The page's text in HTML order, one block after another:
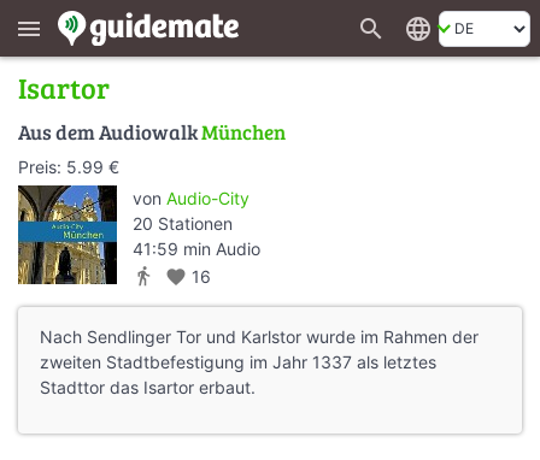
menu search language
Isartor
Aus dem AudiowalkMünchen
Preis: 5.99 €
von Audio-City
20 Stationen
41:59 min Audio
directions_walk favorite 16
Nach Sendlinger Tor und Karlstor wurde im Rahmen der
zweiten Stadtbefestigung im Jahr 1337 als letztes
Stadttor das Isartor erbaut.